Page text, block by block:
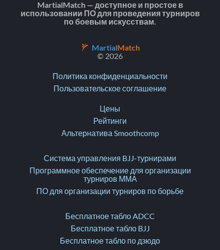
MartialMatch — доступное и простое в
использовании ПО для проведения турниров
по боевым искусствам.
MartialMatch
© 2026
Политика конфиденциальности
Пользовательское соглашение
Цены
Рейтинги
Альтернатива Smoothcomp
Система управления BJJ-турнирами
Программное обеспечение для организации
турниров ММА
ПО для организации турниров по борьбе
Бесплатное табло ADCC
Бесплатное табло BJJ
Бесплатное табло по дзюдо